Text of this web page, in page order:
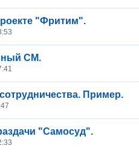
"Фритим".
СМ.
Пример.
"Самосуд".